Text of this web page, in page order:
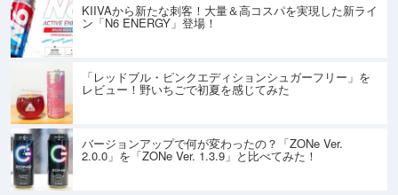
KIIVAから新たな刺客！大量＆高コスパを実現した新ライ
ン「N6 ENERGY」登場！
「レッドブル・ピンクエディションシュガーフリー」を
レビュー！野いちごで初夏を感じてみた
バージョンアップで何が変わったの？「ZONe Ver.
2.0.0」を「ZONe Ver. 1.3.9」と比べてみた！